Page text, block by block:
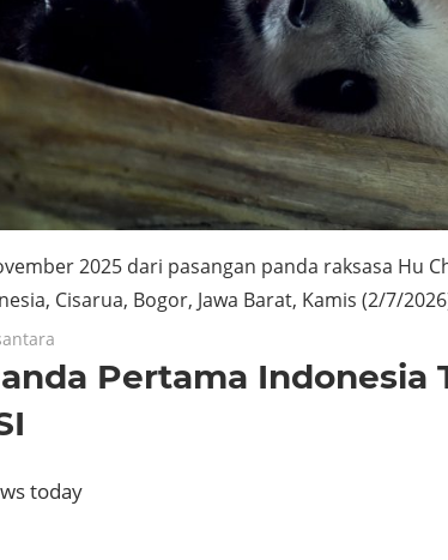
2025 dari pasangan panda raksasa Hu
Cisarua, Bogor, Jawa Barat, Kamis (2/7/
Pertama Indonesia
today